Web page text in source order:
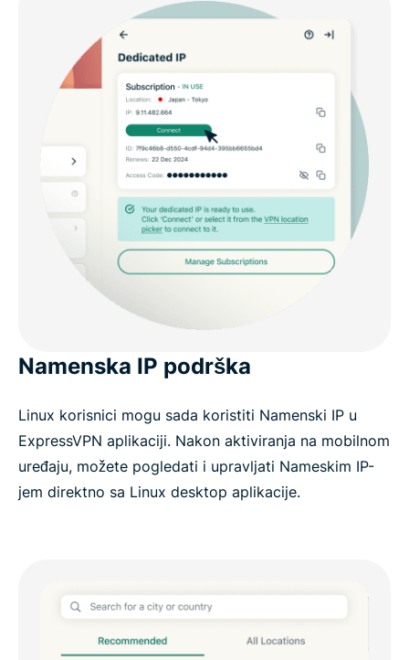
Namenska IP podrška
Linux korisnici mogu sada koristiti Namenski IP u
ExpressVPN aplikaciji. Nakon aktiviranja na mobilnom
uređaju, možete pogledati i upravljati Nameskim IP-
jem direktno sa Linux desktop aplikacije.